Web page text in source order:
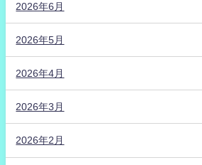
2026年6月
2026年5月
2026年4月
2026年3月
2026年2月